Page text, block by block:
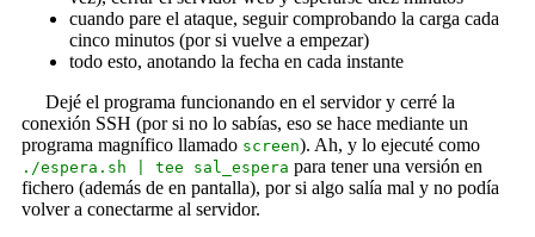
cuando pare el ataque, seguir comprobando la carga cada
cinco minutos (por si vuelve a empezar)
todo esto, anotando la fecha en cada instante
Dejé el programa funcionando en el servidor y cerré la
conexión SSH (por si no lo sabías, eso se hace mediante un
programa magnífico llamado screen). Ah, y lo ejecuté como
./espera.sh | tee sal_espera para tener una versión en
fichero (además de en pantalla), por si algo salía mal y no podía
volver a conectarme al servidor.